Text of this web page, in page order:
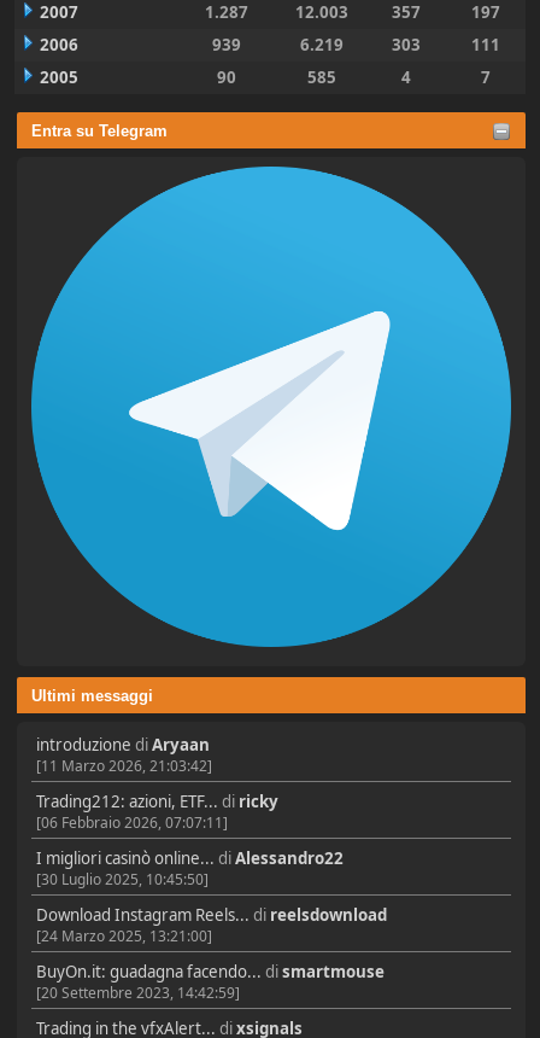
Entra su Telegram
Ultimi messaggi
introduzione diAryaan
[11 Marzo 2026, 21:03:42]
Trading212: azioni, ETF... di ricky
[06 Febbraio 2026, 07:07:11]
I migliori casinò online... diAlessandro22
[30 Luglio 2025, 10:45:50]
Download Instagram Reels... di reelsdownload
[24 Marzo 2025, 13:21:00]
BuyOn.it: guadagna facendo... dismartmouse
[20 Settembre 2023, 14:42:59]
Trading in the vfxAlert... dixsignals
2007 1.287 12.003 357
197
2006
939 6.219 303
111
2005
90 585 4 7